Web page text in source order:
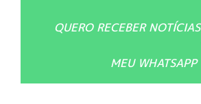
QUERO RECEBER NOTÍCIAS
MEU WHATSAPP